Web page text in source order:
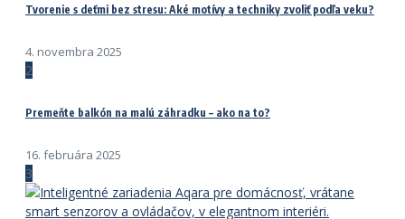
Tvorenie s deťmi bez stresu: Aké motívy a techniky zvoliť podľa veku?
4. novembra 2025
2
Premeňte balkón na malú záhradku – ako na to?
16. februára 2025
3